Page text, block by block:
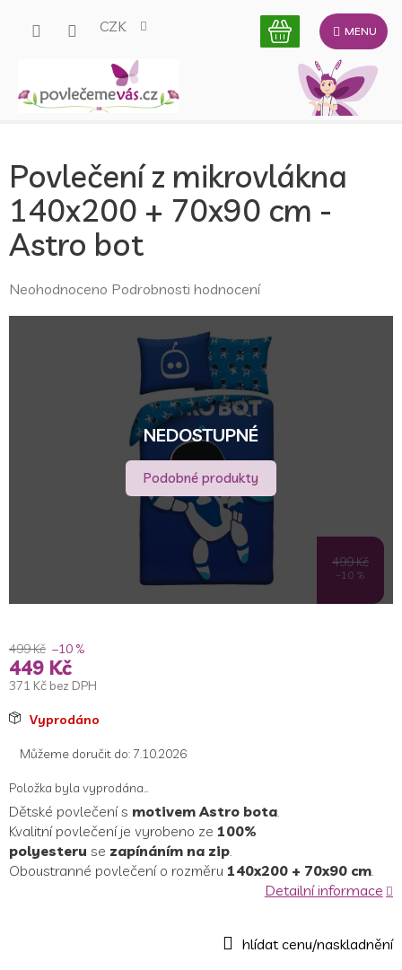
CZK
Povlečení z mikrovlákna
140x200 + 70x90 cm -
Astro bot
Průměrné
Neohodnoceno Podrobnosti hodnocení
499 Kč
–10 %
NEDOSTUPNÉ
Podobné produkty
499 Kč –10 %
449 Kč
371 Kč bez DPH
Měrná
cena:
Vyprodáno
Můžeme doručit do: 7.10.2026
Položka byla vyprodána…
Dětské povlečení s motivem Astro bota
Kvalitní povlečení je vyrobeno ze 100%
polyesteru se zapínáním na zip
Oboustranné povlečení o rozměru 140x200 + 70x90 cm
Detailní informace